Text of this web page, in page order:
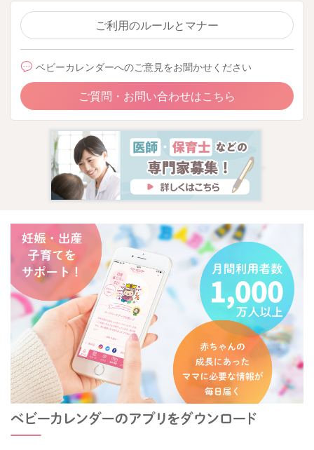
ご利用のルールとマナー
ベビーカレンダーへのご意見をお聞かせください
ご質問・お問い合わせはこちら